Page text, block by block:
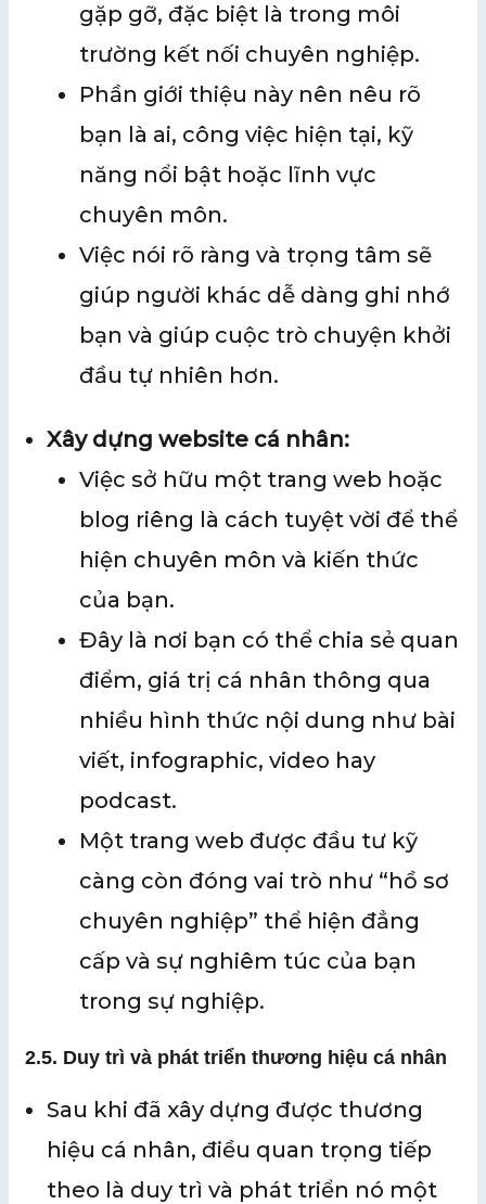
gặp gỡ, đặc biệt là trong môi
trường kết nối chuyên nghiệp.
Phần giới thiệu này nên nêu rõ
bạn là ai, công việc hiện tại, kỹ
năng nổi bật hoặc lĩnh vực
chuyên môn.
Việc nói rõ ràng và trọng tâm sẽ
giúp người khác dễ dàng ghi nhớ
bạn và giúp cuộc trò chuyện khởi
đầu tự nhiên hơn.
Xây dựng website cá nhân:
Việc sở hữu một trang web hoặc
blog riêng là cách tuyệt vời để thể
hiện chuyên môn và kiến thức
của bạn.
Đây là nơi bạn có thể chia sẻ quan
điểm, giá trị cá nhân thông qua
nhiều hình thức nội dung như bài
viết, infographic, video hay
podcast.
Một trang web được đầu tư kỹ
càng còn đóng vai trò như “hồ sơ
chuyên nghiệp” thể hiện đẳng
cấp và sự nghiêm túc của bạn
trong sự nghiệp.
2.5. Duy trì và phát triển thương hiệu cá nhân
Sau khi đã xây dựng được thương
hiệu cá nhân, điều quan trọng tiếp
theo là duy trì và phát triển nó một